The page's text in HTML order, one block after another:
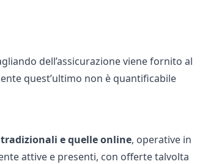
dell’assicurazione viene fornito al
quest’ultimo non è quantificabile
tradizionali e quelle online, operative in
attive e presenti, con offerte talvolta